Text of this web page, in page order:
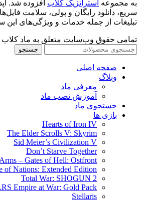
به مجموعه استراتژیک کلاب افزوده شد.
سریع، دانلود رایگان و پولی، سلامت
تبلیغات از جمله خدمات و ویژگی‌های
تمامی حقوق وب‌سایت متعلق به ماد
جستجو
صفحه اصلی
وبلاگ
معرفی ماد
آموزش نصب ماد
جستجوی ماد
بازی ها
Hearts of Iron IV
The Elder Scrolls V: Skyrim
Sid Meier’s Civilization V
Don’t Starve Together
– Gates of Hell: Ostfront
of Nations: Extended Edition
Total War: SHOGUN 2
Empire at War: Gold Pack
Stellaris